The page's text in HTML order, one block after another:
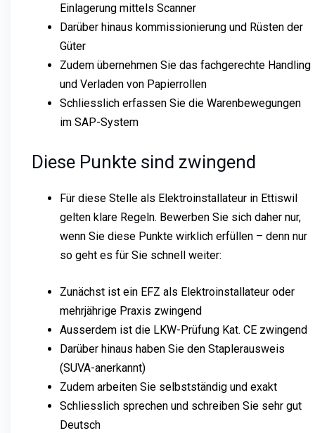
Einlagerung mittels Scanner
Darüber hinaus kommissionierung und Rüsten der
Güter
Zudem übernehmen Sie das fachgerechte Handling
und Verladen von Papierrollen
Schliesslich erfassen Sie die Warenbewegungen
im SAP-System
Diese Punkte sind zwingend
Für diese Stelle als Elektroinstallateur in Ettiswil
gelten klare Regeln. Bewerben Sie sich daher nur,
wenn Sie diese Punkte wirklich erfüllen – denn nur
so geht es für Sie schnell weiter:
Zunächst ist ein EFZ als Elektroinstallateur oder
mehrjährige Praxis zwingend
Ausserdem ist die LKW-Prüfung Kat. CE zwingend
Darüber hinaus haben Sie den Staplerausweis
(SUVA-anerkannt)
Zudem arbeiten Sie selbstständig und exakt
Schliesslich sprechen und schreiben Sie sehr gut
Deutsch